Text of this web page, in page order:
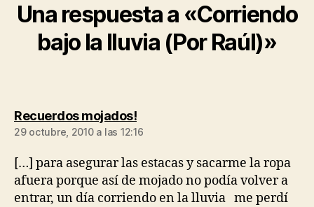
Una respuesta a «Corriendo
bajo la lluvia (Por Raúl)»
Recuerdos mojados!dice:
29 octubre, 2010 a las 12:16
[…] para asegurar las estacas y sacarme la ropa
afuera porque así de mojado no podía volver a
entrar, un día corriendo en la lluvia me perdí